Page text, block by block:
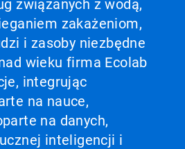
związanych z wodą,
zakażeniom,
i zasoby niezbędne
wieku firma Ecolab
integrując
na nauce,
na danych,
inteligencji i